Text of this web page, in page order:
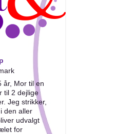
år, Mor til en
til 2 dejlige
Jeg strikker,
den aller
udvalgt
for